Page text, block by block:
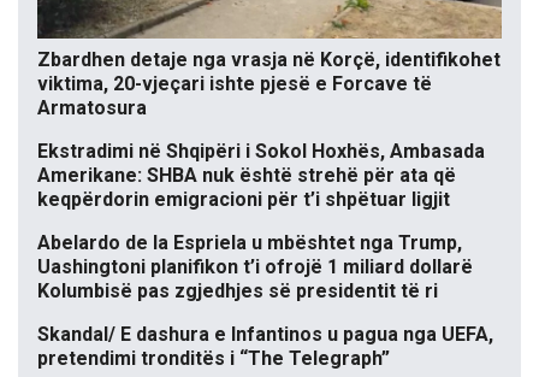
Zbardhen detaje nga vrasja në Korçë, identifikohet
viktima, 20-vjeçari ishte pjesë e Forcave të
Armatosura
Ekstradimi në Shqipëri i Sokol Hoxhës, Ambasada
Amerikane: SHBA nuk është strehë për ata që
keqpërdorin emigracioni për t’i shpëtuar ligjit
Abelardo de la Espriela u mbështet nga Trump,
Uashingtoni planifikon t’i ofrojë 1 miliard dollarë
Kolumbisë pas zgjedhjes së presidentit të ri
Skandal/ E dashura e Infantinos u pagua nga UEFA,
pretendimi tronditës i “The Telegraph”